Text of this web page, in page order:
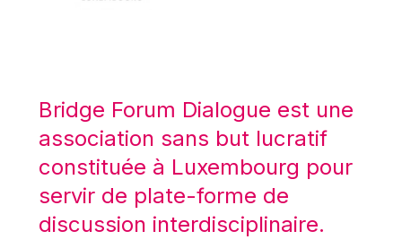
Mario Centeno
Mario Monti
Maroš ŠEFČOVIČ
Martin Bailey
Martine Reicherts
Bridge Forum Dialogue est une
association sans but lucratif
constituée à Luxembourg pour
servir de plate-forme de
discussion interdisciplinaire.